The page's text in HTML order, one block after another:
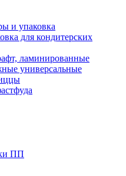
и упаковка
для кондитерских
ламинированные
универсальные
ПП